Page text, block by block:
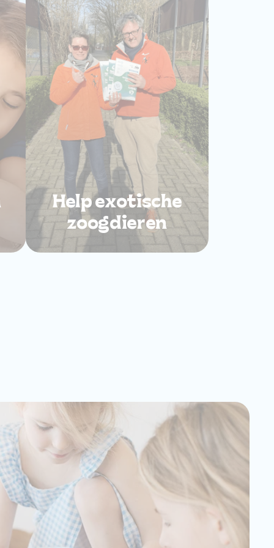
Help exotische
zoogdieren